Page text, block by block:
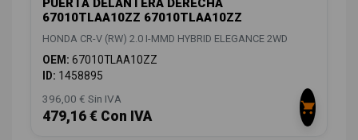
PUERTA DELANTERA DERECHA
67010TLAA10ZZ 67010TLAA10ZZ
HONDA CR-V (RW) 2.0 I-MMD HYBRID ELEGANCE 2WD
OEM: 67010TLAA10ZZ
ID: 1458895
396,00 € Sin IVA
479,16 € Con IVA